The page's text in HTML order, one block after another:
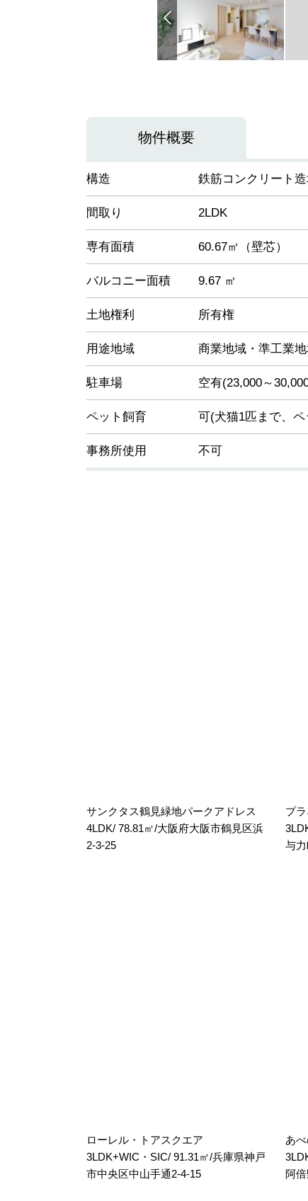
物件概要
構造 鉄筋コンクリート
間取り 2LDK
専有面積 60.67㎡（壁芯）
バルコニー面積 9.67 ㎡
土地権利 所有権
用途地域 商業地域・準工業
駐車場 空有(23,000～
ペット飼育 可(犬猫1匹まで、
事務所使用 不可
サンクタス鶴見緑地パークアドレス
4LDK/ 78.81㎡/大阪府大阪市鶴見区浜
2-3-25
プ
与
ローレル・トアスクエア
3LDK+WIC・SIC/ 91.31㎡/兵庫県神戸
市中央区中山手通2-4-15
あ
阿